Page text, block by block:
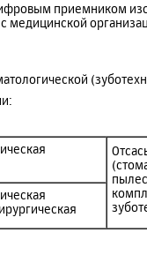
приемником
с медицинской